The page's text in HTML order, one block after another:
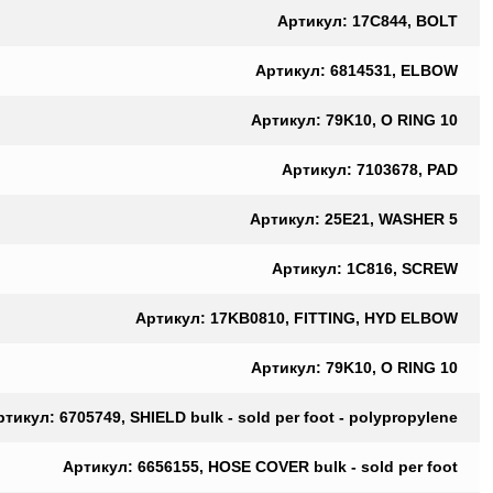
Артикул: 17C844, BOLT
Артикул: 6814531, ELBOW
Артикул: 79K10, O RING 10
Артикул: 7103678, PAD
Артикул: 25E21, WASHER 5
Артикул: 1C816, SCREW
Артикул: 17KB0810, FITTING, HYD ELBOW
Артикул: 79K10, O RING 10
6705749, SHIELD bulk - sold per foot - polypropylene
Артикул: 6656155, HOSE COVER bulk - sold per foot